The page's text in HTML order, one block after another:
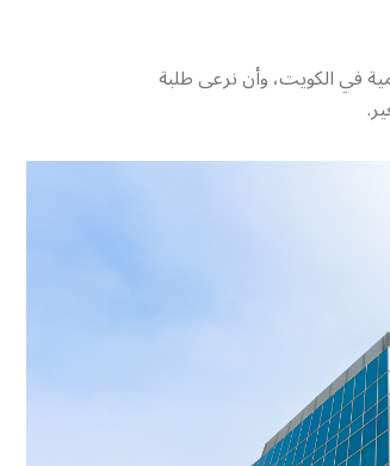
في الكويت، وأن نرعى طلبة